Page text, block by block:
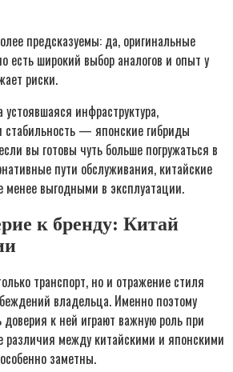
предсказуемы: да, оригинальные
есть широкий выбор аналогов и опыт у
риски.
инфраструктура,
стабильность — японские гибриды
вы готовы чуть больше погружаться в
пути обслуживания, китайские
менее выгодными в эксплуатации.
к бренду: Китай
транспорт, но и отражение стиля
владельца. Именно поэтому
к ней играют важную роль при
различия между китайскими и японскими
заметны.